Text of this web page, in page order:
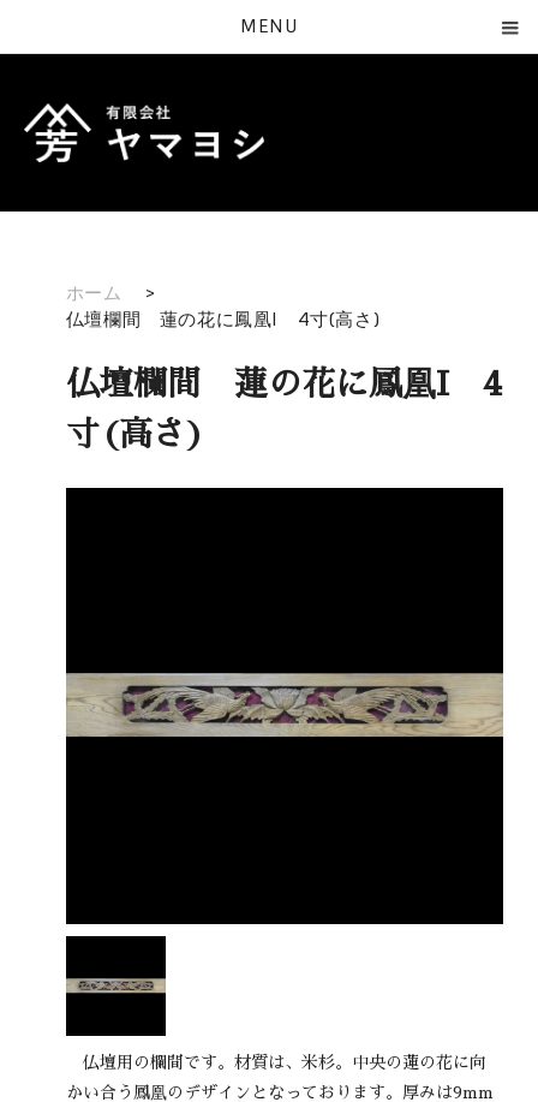
MENU
ホーム
>
仏壇欄間 蓮の花に鳳凰I 4寸(高さ)
仏壇欄間 蓮の花に鳳凰I 4
寸(高さ)
仏壇用の欄間です。材質は、米杉。中央の蓮の花に向
かい合う鳳凰のデザインとなっております。厚みは9mm